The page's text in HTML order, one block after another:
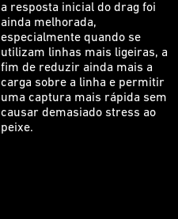
a resposta inicial do drag foi
ainda melhorada,
especialmente quando se
utilizam linhas mais ligeiras, a
fim de reduzir ainda mais a
carga sobre a linha e permitir
uma captura mais rápida sem
causar demasiado stress ao
peixe.